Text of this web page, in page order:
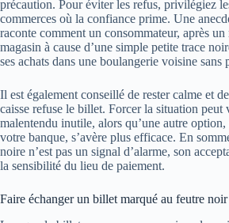
précaution. Pour éviter les refus, privilégiez
commerces où la confiance prime. Une
raconte comment un consommateur, après
magasin à cause d’une simple petite trace
ses achats dans une boulangerie voisine sans
Il est également conseillé de rester calme et
caisse refuse le billet. Forcer la situation peut
malentendu inutile, alors qu’une autre
votre banque, s’avère plus efficace. En
noire n’est pas un signal d’alarme, son
la sensibilité du lieu de paiement.
Faire échanger un billet marqué au feutre